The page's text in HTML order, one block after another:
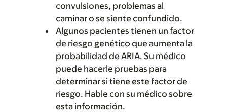
convulsiones, problemas al
caminar o se siente confundido.
Algunos pacientes tienen un factor
de riesgo genético que aumenta la
probabilidad de ARIA. Su médico
puede hacerle pruebas para
determinar si tiene este factor de
riesgo. Hable con su médico sobre
esta información.